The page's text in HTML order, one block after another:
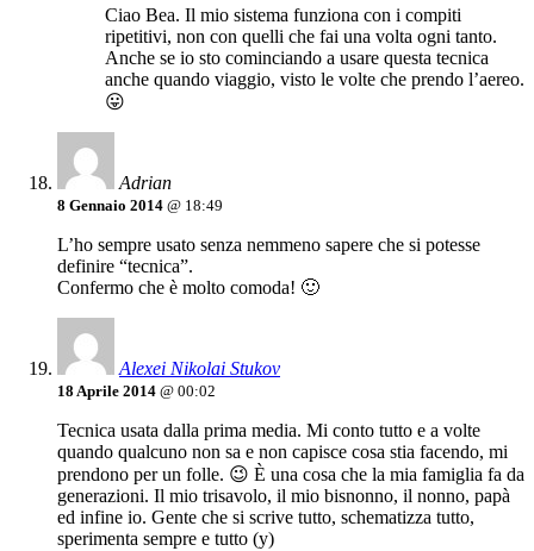
Ciao Bea. Il mio sistema funziona con i compiti
ripetitivi, non con quelli che fai una volta ogni tanto.
Anche se io sto cominciando a usare questa tecnica
anche quando viaggio, visto le volte che prendo l’aereo.
😛
Adrian
8 Gennaio 2014 @ 18:49
L’ho sempre usato senza nemmeno sapere che si potesse
definire “tecnica”.
Confermo che è molto comoda! 🙂
Alexei Nikolai Stukov
18 Aprile 2014 @ 00:02
Tecnica usata dalla prima media. Mi conto tutto e a volte
quando qualcuno non sa e non capisce cosa stia facendo, mi
prendono per un folle. 😉 È una cosa che la mia famiglia fa da
generazioni. Il mio trisavolo, il mio bisnonno, il nonno, papà
ed infine io. Gente che si scrive tutto, schematizza tutto,
sperimenta sempre e tutto (y)